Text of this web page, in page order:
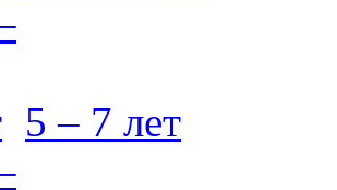
5 – 7 лет